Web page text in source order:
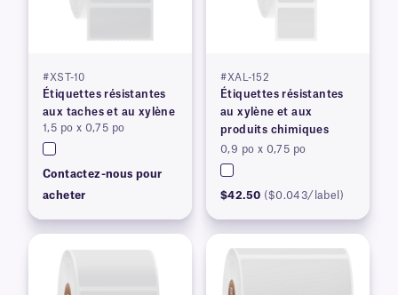
#XST-10
Étiquettes résistantes
aux taches et au xylène
1,5 po x 0,75 po
Contactez-nous pour
acheter
#XAL-152
Étiquettes résistantes
au xylène et aux
produits chimiques
0,9 po x 0,75 po
$42.50 ($0.043/label)